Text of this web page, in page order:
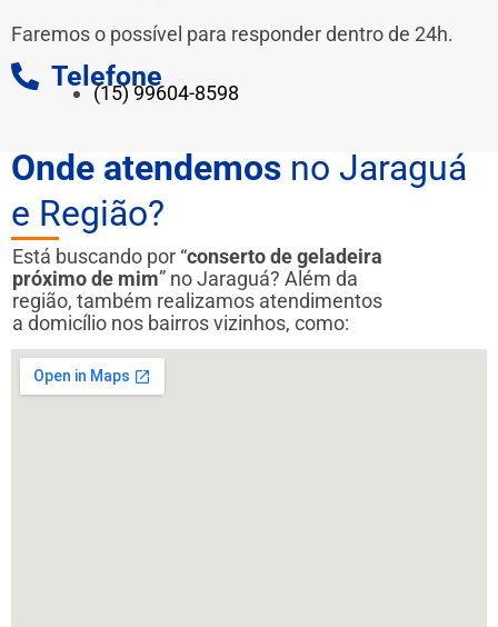
Faremos o possível para responder dentro de 24h.
Telefone
(15) 99604-8598
Onde atendemos no Jaraguá
e Região?
Está buscando por “conserto de geladeira
próximo de mim” no Jaraguá? Além da
região, também realizamos atendimentos
a domicílio nos bairros vizinhos, como: